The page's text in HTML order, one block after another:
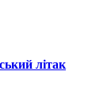
літак